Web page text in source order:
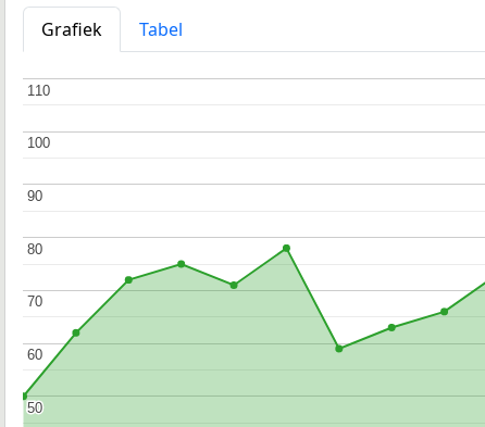
Grafiek
Tabel
50
50
60
60
70
70
80
80
90
90
100
100
110
110